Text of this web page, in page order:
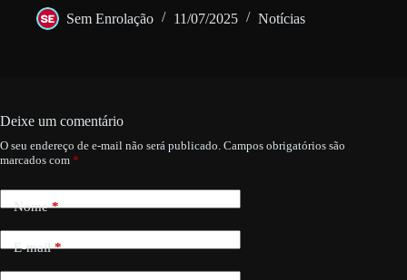
Sem Enrolação 11/07/2025 Notícias
Deixe um comentário
O seu endereço de e-mail não será publicado. Campos obrigatórios são
marcados com *
Nome*
E-mail*